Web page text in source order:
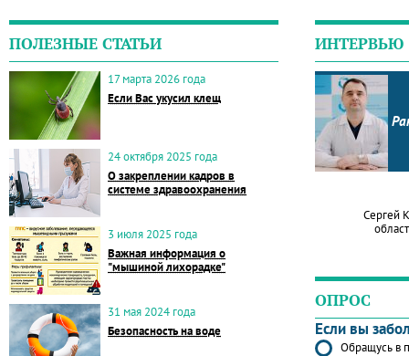
ПОЛЕЗНЫЕ СТАТЬИ
17 марта 2026 года
Если Вас укусил клещ
24 октября 2025 года
О закреплении кадров в
системе здравоохранения
3 июля 2025 года
Важная информация о
"мышиной лихорадке"
31 мая 2024 года
Безопасность на воде
ИНТЕРВЬЮ
Сергей
ОПРОС
Если вы
Обращусь в